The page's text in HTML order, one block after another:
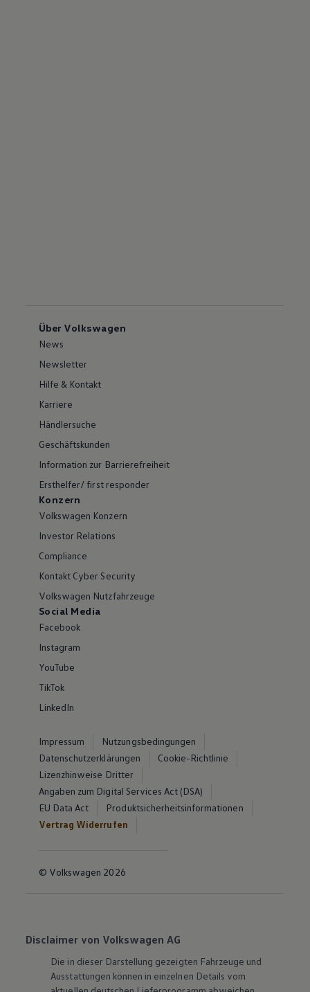
Über Volkswagen
News
Newsletter
Hilfe & Kontakt
Karriere
Händlersuche
Geschäftskunden
Information zur Barrierefreiheit
Ersthelfer/ first responder
Konzern
Volkswagen Konzern
Investor Relations
Compliance
Kontakt Cyber Security
Volkswagen Nutzfahrzeuge
Social Media
Facebook
Instagram
YouTube
TikTok
LinkedIn
Impressum
Nutzungsbedingungen
Datenschutzerklärungen
Cookie-Richtlinie
Lizenzhinweise Dritter
Angaben zum Digital Services Act (DSA)
EU Data Act
Produktsicherheitsinformationen
Vertrag Widerrufen
© Volkswagen 2026
Disclaimer von Volkswagen AG
Die in dieser Darstellung gezeigten Fahrzeuge und
Ausstattungen können in einzelnen Details vom